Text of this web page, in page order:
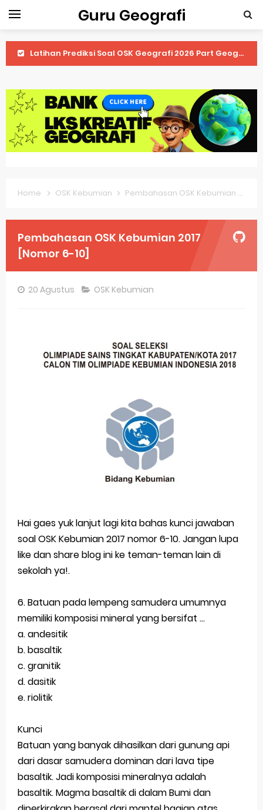
Guru Geografi
Latihan Prediksi Soal OSK Geografi 2026 Part Geografi Ekonomi
Latihan Prediksi Soal OSK Geografi 2026 Part Geografi Budaya
Latihan Prediksi Soal OSK Geografi 2026 Part Dinamika Kota
Pembahasan Soal OSN-K Geografi 2025 No 51-55
Pembahasan Soal OSN-K Geografi 2025 No 31-35
Pembahasan Soal OSN-K Geografi 2025 No 26-30
Pembahasan Soal OSN-K Geografi 2025 No 11-15
Pembahasan Soal OSN-K Geografi 2025 No 1-5
Bocoran 150 Bank Soal Dasar OSN Geografi 2026 Part 1 [Wajib Baca]
Bencana Banjir Bandang di Sumatra Salah Manusia
Gratis, Pre Test Online Calon Pejuang OSN Geografi 2026
Prediksi Soal TKA Geografi Topik Konsep Geografi + Kunci
Latihan Soal TKA Geografi 2025 Topik Analisa Informasi Geospasial
STOP Belajar Geografi Pakai Cara Lama! 😤 TKA 2025 Beda Level. Kuasai 150 Bank Soal HOTS Sekarang!
Ebook Prediksi 150 Soal TKA Geografi 2025 + Kunci Jawaban
3 Jurus Sakti Menaklukkan Soal TKA Geografi [Wajib Baca]
Menjadi Pengajar Jaman Sekarang Makin Berat
Home OSK Kebumian Pembahasan OSK Kebumian 2017 [Nomor 6-10]
Pembahasan OSK Kebumian 2017
[Nomor 6-10]
20 Agustus OSK Kebumian
Hai gaes yuk lanjut lagi kita bahas kunci jawaban
soal OSK Kebumian 2017 nomor 6-10. Jangan lupa
like dan share blog ini ke teman-teman lain di
sekolah ya!.
6. Batuan pada lempeng samudera umumnya
memiliki komposisi mineral yang bersifat …
a. andesitik
b. basaltik
c. granitik
d. dasitik
e. riolitik
Kunci
Batuan yang banyak dihasilkan dari gunung api
dari dasar samudera dominan dari lava tipe
basaltik. Jadi komposisi mineralnya adalah
basaltik. Magma basaltik di dalam Bumi dan